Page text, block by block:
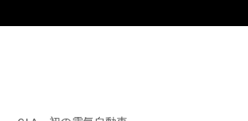
E-Class